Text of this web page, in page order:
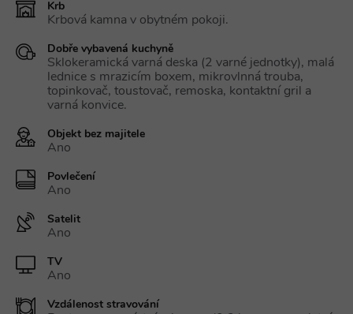
Krb
Krbová kamna v obytném pokoji.
Dobře vybavená kuchyně
Sklokeramická varná deska (2 varné jednotky), malá
lednice s mrazicím boxem, mikrovlnná trouba,
topinkovač, toustovač, remoska, kontaktní gril a
varná konvice.
Objekt bez majitele
Ano
Povlečení
Ano
Satelit
Ano
TV
Ano
Vzdálenost stravování